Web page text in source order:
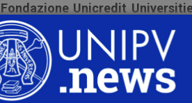
Fondazione Unicredit
Economics
Sono statinominati i6 vincitori
Summer School Programme.